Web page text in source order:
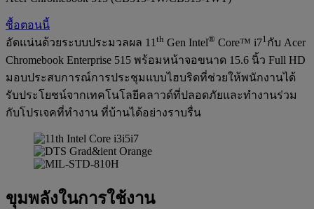
ซื้อตอนนี้
อัดแน่นด้วยระบบประมวลผล 11 th Gen Intel® Core™ i71 กับ Acer
Chromebook Enterprise 515 พร้อมหน้าจอขนาด 15.6 นิ้ว Full HD
มอบประสบการณ์การประชุมแบบไฮบริดที่ช่วยให้พนักงานได้
รับประโยชน์จากเทคโนโลยีคลาวด์ที่ปลอดภัยและทำงานร่วม
กับโปรเจคที่ทำงาน ที่บ้านได้อย่างราบรื่น
ขุมพลังในการใช้งาน